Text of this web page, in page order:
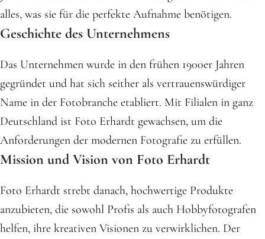
alles, was sie für die perfekte Aufnahme benötigen.
Geschichte des Unternehmens
Das Unternehmen wurde in den frühen 1900er Jahren
gegründet und hat sich seither als vertrauenswürdiger
Name in der Fotobranche etabliert. Mit Filialen in ganz
Deutschland ist Foto Erhardt gewachsen, um die
Anforderungen der modernen Fotografie zu erfüllen.
Mission und Vision von Foto Erhardt
Foto Erhardt strebt danach, hochwertige Produkte
anzubieten, die sowohl Profis als auch Hobbyfotografen
helfen, ihre kreativen Visionen zu verwirklichen. Der